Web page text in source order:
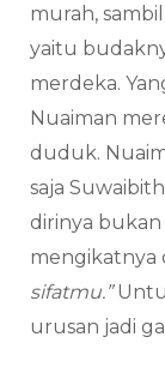
murah,
yaitu
merdeka.
Nuaiman
duduk.
saja
dirinya bukan
mengikatnya
sifatmu.”
urusan jadi